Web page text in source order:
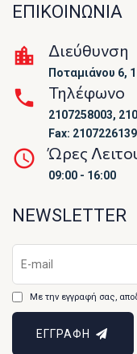
ΕΠΙΚΟΙΝΩΝΙΑ
Διεύθυνση
Ποταμιάνου 6,
Τηλέφωνο
2107258003,
Fax: 2107226139
Ώρες
09:00 - 16:00
NEWSLETTER
Με την εγγραφή σας,
ΕΓΓΡΑΦΗ